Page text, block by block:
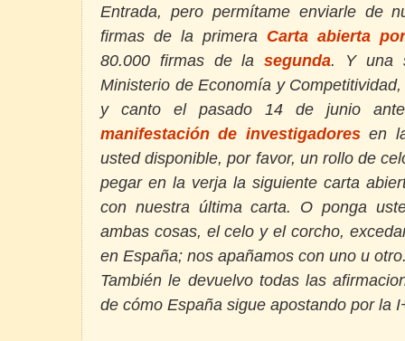
Entrada, pero permítame enviarle de
firmas de la primera Carta abierta
80.000 firmas de lasegunda. Y una
Ministerio de Economía y
y canto el pasado 14 de junio
manifestación de investigadores en
usted disponible, por favor, un rollo de
pegar en la verja la siguiente carta
con nuestra última carta. O ponga
ambas cosas, el celo y el corcho,
en España; nos apañamos con uno u
También le devuelvo todas las
de cómo España sigue apostando por la